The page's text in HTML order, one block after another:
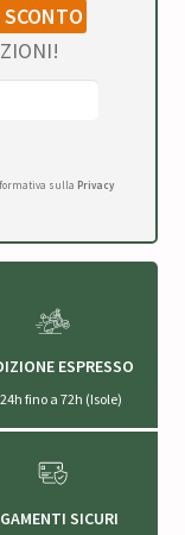
sulla Privacy
ESPRESSO
fino a 72h (Isole)
SICURI